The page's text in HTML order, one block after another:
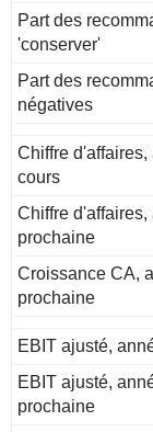
Part des
'conserver'
Part des
négatives
Chiffre d'affaires,
cours
Chiffre d'affaires,
prochaine
Croissance CA,
prochaine
EBIT ajusté,
EBIT ajusté,
prochaine